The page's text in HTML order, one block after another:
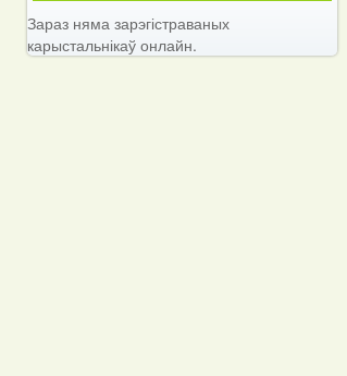
Зараз няма зарэгістраваных
карыстальнікаў онлайн.